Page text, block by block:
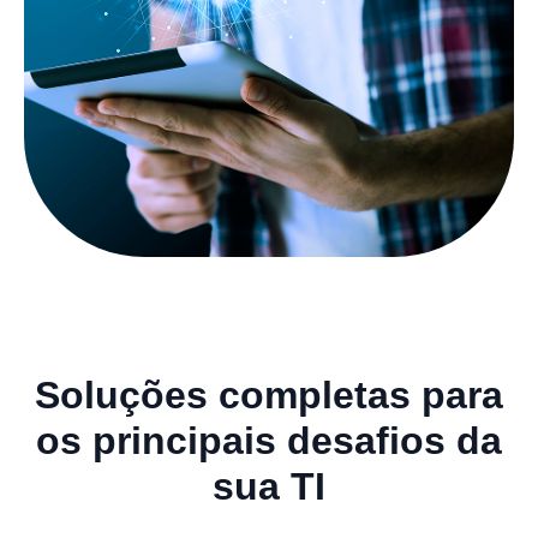
Soluções completas para
os principais desafios da
sua TI